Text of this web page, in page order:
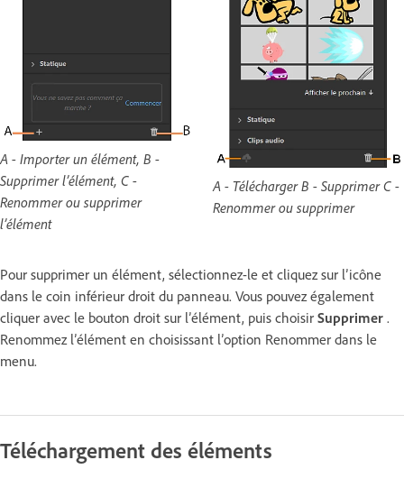
A - Importer un élément, B -
Supprimer l’élément, C -
Renommer ou supprimer
l’élément
A - Télécharger B - Supprimer C -
Renommer ou supprimer
Pour supprimer un élément, sélectionnez-le et cliquez sur l’icône
dans le coin inférieur droit du panneau. Vous pouvez également
cliquer avec le bouton droit sur l’élément, puis choisir Supprimer .
Renommez l’élément en choisissant l’option Renommer dans le
menu.
Téléchargement des éléments